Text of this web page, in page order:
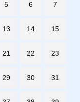
5 6 7
13 14 15
21 22 23
29 30 31